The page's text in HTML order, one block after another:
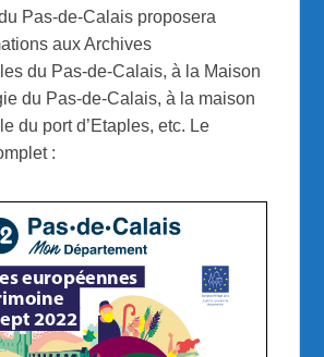
Pas-de-Calais proposera
aux Archives
du Pas-de-Calais, à la Maison
du Pas-de-Calais, à la maison
du port d’Etaples, etc. Le
: